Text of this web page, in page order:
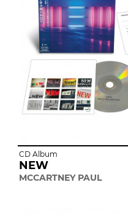
CD Album
NEW
MCCARTNEY PAUL